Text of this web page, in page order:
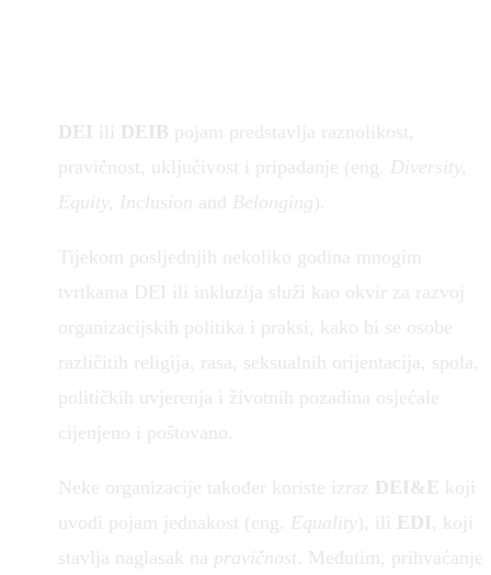
DEI ili DEIB pojam predstavlja raznolikost,
pravičnost, uključivost i pripadanje (eng. Diversity,
Equity, Inclusion and Belonging ).
Tijekom posljednjih nekoliko godina mnogim
tvrtkama DEI ili inkluzija služi kao okvir za razvoj
organizacijskih politika i praksi, kako bi se osobe
različitih religija, rasa, seksualnih orijentacija, spola,
političkih uvjerenja i životnih pozadina osjećale
cijenjeno i poštovano.
Neke organizacije također koriste izraz DEI&E koji
uvodi pojam jednakost (eng. Equality ), ili EDI , koji
stavlja naglasak na pravičnost . Međutim, prihvaćanje